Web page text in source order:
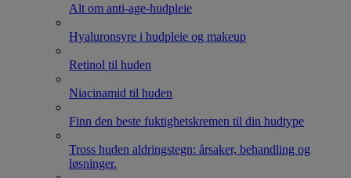
Alt om anti-age-hudpleie
Hyaluronsyre i hudpleie og makeup
Retinol til huden
Niacinamid til huden
Finn den beste fuktighetskremen til din hudtype
Tross huden aldringstegn: årsaker, behandling og
løsninger.